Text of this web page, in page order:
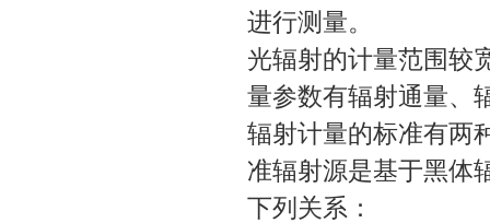
进行测量。
光辐射的计量范围较
量参数有辐射通量、
辐射计量的标准有两
准辐射源是基于黑体
下列关系：